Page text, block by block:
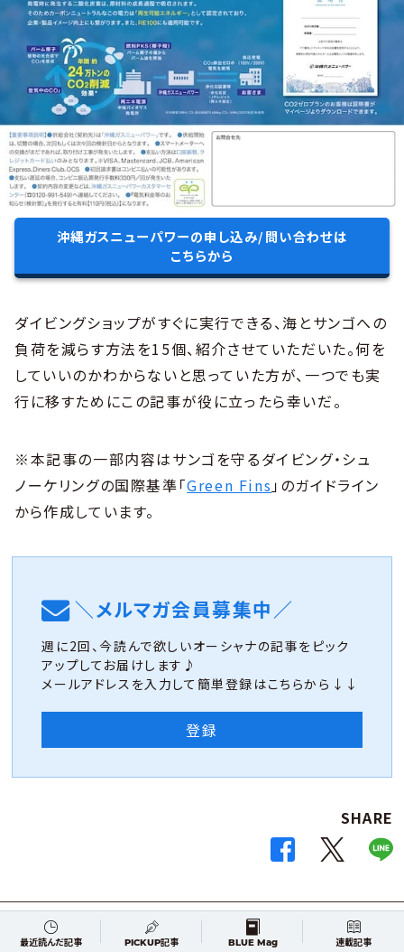
沖縄ガスニューパワーの申し込み/問い合わせは
こちらから
ダイビングショップがすぐに実行できる、海とサンゴへの
負荷を減らす方法を15個、紹介させていただいた。何を
していいのかわからないと思っていた方が、一つでも実
行に移すためにこの記事が役に立ったら幸いだ。
※本記事の一部内容はサンゴを守るダイビング・シュ
ノーケリングの国際基準「Green Fins」のガイドライン
から作成しています。
＼メルマガ会員募集中／
週に2回、今読んで欲しいオーシャナの記事をピック
アップしてお届けします♪
メールアドレスを入力して簡単登録はこちらから↓↓
登録
SHARE
最近読んだ記事 PICKUP記事 BLUE Mag 連載記事